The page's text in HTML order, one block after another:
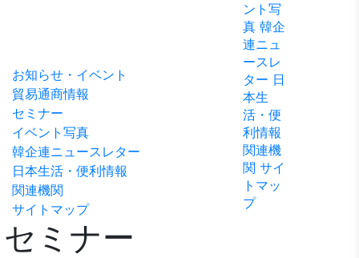
支部 ウ
ェブア
ビリテ
ィ方針
わせ
ント写
真 韓企
連ニュ
ースレ
ター 日
本生
活・便
利情報
関連機
関 サイ
トマッ
プ
お知らせ・イベント
貿易通商情報
セミナー
イベント写真
韓企連ニュースレター
日本生活・便利情報
関連機関
サイトマップ
セミナー